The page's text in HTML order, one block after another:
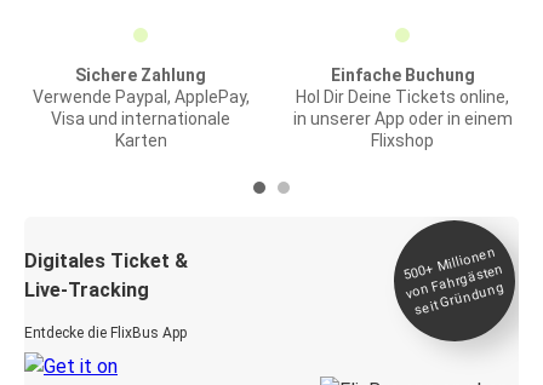
Sichere Zahlung
Verwende Paypal, ApplePay,
Visa und internationale
Karten
Einfache Buchung
Hol Dir Deine Tickets online,
in unserer App oder in einem
Flixshop
Digitales Ticket &
Live-Tracking
Entdecke die FlixBus App
500+
Millionen
von Fahrgästen
seit
Gründung